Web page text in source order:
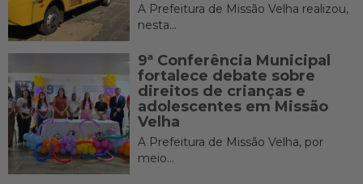
A Prefeitura de Missão Velha realizou,
nesta...
9ª Conferência Municipal
fortalece debate sobre
direitos de crianças e
adolescentes em Missão
Velha
A Prefeitura de Missão Velha, por
meio...